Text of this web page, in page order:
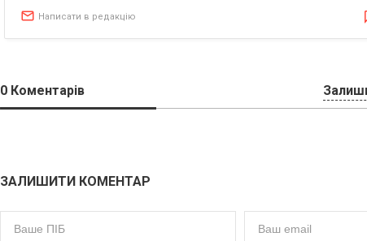
Написати в редакцію
0 Коментарів
ЗАЛИШИТИ КОМЕНТАР